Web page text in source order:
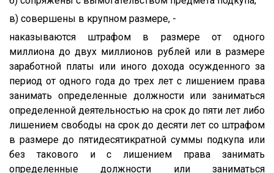
в) совершены в крупном размере, -
наказываются штрафом в размере от одного
миллиона до двух миллионов рублей или в размере
заработной платы или иного дохода осужденного за
период от одного года до трех лет с лишением права
занимать определенные должности или заниматься
определенной деятельностью на срок до пяти лет либо
лишением свободы на срок до десяти лет со штрафом
в размере до пятидесятикратной суммы подкупа или
без такового и с лишением права занимать
определенные должности или заниматься